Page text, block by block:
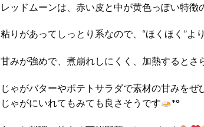
レッドムーンは、赤い皮と中が黄色っぽい特徴
粘りがあってしっとり系なので、“ほくほく”よ
甘みが強めで、煮崩れしにくく、加熱するとさ
じゃがバターやポテトサラダで素材の甘みを
じゃがにいれてもみても良さそうです
*°